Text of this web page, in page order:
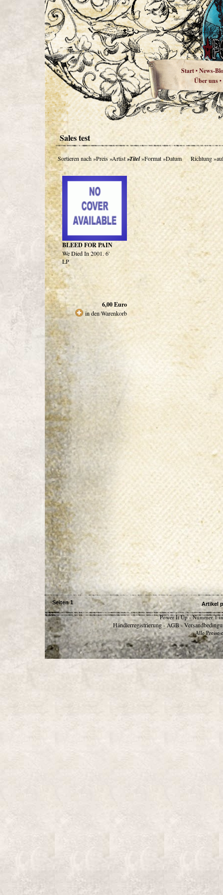
Start•News-
Über uns•
Sales test
Sortieren nach»Preis»Artist»Titel»Format»Datum Richtung
BLEED FOR PAIN
We Died In 2001. 6'
LP
6,00Euro
in den Warenkorb
Seiten 1 Artikel
Power It Up - Nummer 1
Händlerregistrierung - AGB -
Alle Preise